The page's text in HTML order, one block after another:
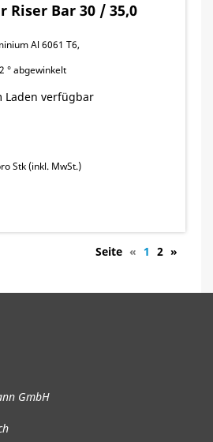
Riser Bar 30 / 35,0
Al 6061 T6,
° abgewinkelt
Laden verfügbar
Stk (inkl. MwSt.)
Seite « 1 2 »
GmbH